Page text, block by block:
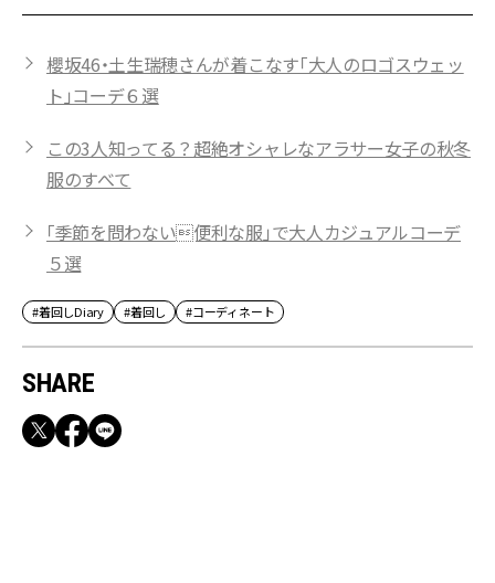
櫻坂46・土生瑞穂さんが着こなす「大人のロゴスウェッ
ト」コーデ６選
この3人知ってる？超絶オシャレなアラサー女子の秋冬
服のすべて
「季節を問わない便利な服」で大人カジュアルコーデ
５選
#着回しDiary #着回し #コーディネート
SHARE